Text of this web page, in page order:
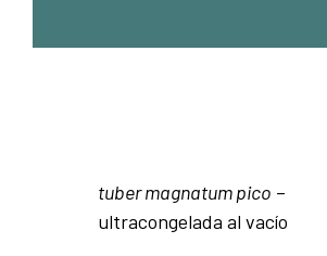
tuber magnatum pico –
ultracongelada al vacío